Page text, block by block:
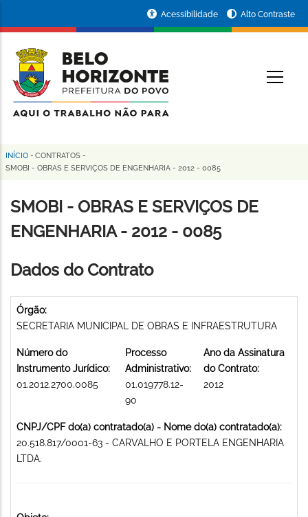
conteúdo
principal
da
Prefeitura
de
Horizonte
Acessibilidade Alto Contraste
Trilha
navegação
INÍCIO - CONTRATOS -
SMOBI - OBRAS E SERVIÇOS DE ENGENHARIA - 2012 - 0085
SMOBI - OBRAS E SERVIÇOS DE
ENGENHARIA - 2012 - 0085
Dados do Contrato
Órgão:
SECRETARIA MUNICIPAL DE OBRAS E INFRAESTRUTURA
Número do
Instrumento Jurídico:
01.2012.2700.0085
Processo
Administrativo:
01.019778.12-
90
Ano da Assinatura
do Contrato:
2012
CNPJ/CPF do(a) contratado(a) - Nome do(a) contratado(a):
20.518.817/0001-63 - CARVALHO E PORTELA ENGENHARIA
LTDA.